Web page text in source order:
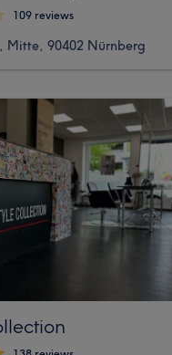
109 reviews
Mitte, 90402 Nürnberg